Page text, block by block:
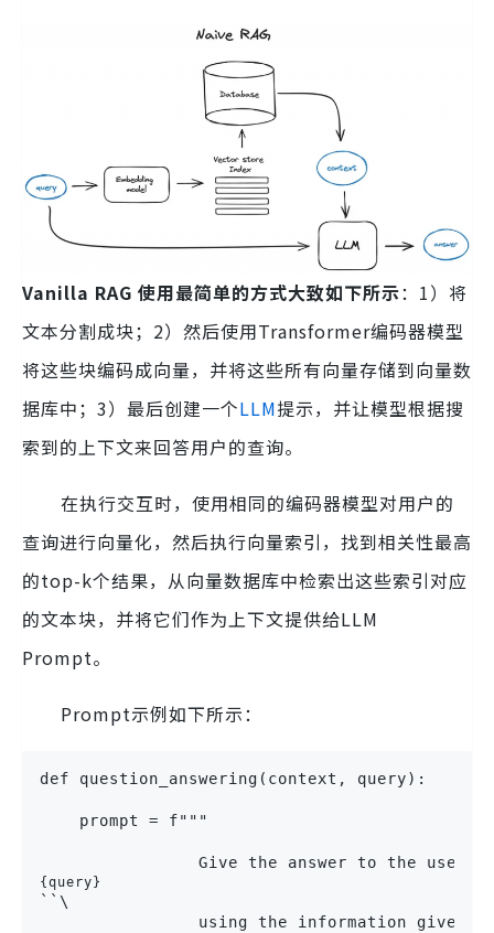
Vanilla RAG 使用最简单的方式大致如下所示：1）将
文本分割成块；2）然后使用Transformer编码器模型
将这些块编码成向量，并将这些所有向量存储到向量数
据库中；3）最后创建一个LLM提示，并让模型根据搜
索到的上下文来回答用户的查询。
在执行交互时，使用相同的编码器模型对用户的
查询进行向量化，然后执行向量索引，找到相关性最高
的top-k个结果，从向量数据库中检索出这些索引对应
的文本块，并将它们作为上下文提供给LLM
Prompt。
Prompt示例如下所示：
def question_answering(context, query):
    prompt = f"""
Give the answer to the user
{query}
``\
using the information given